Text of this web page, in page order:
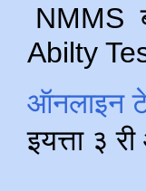
NMMS
Abilty
ऑनलाइन
इयत्ता ३